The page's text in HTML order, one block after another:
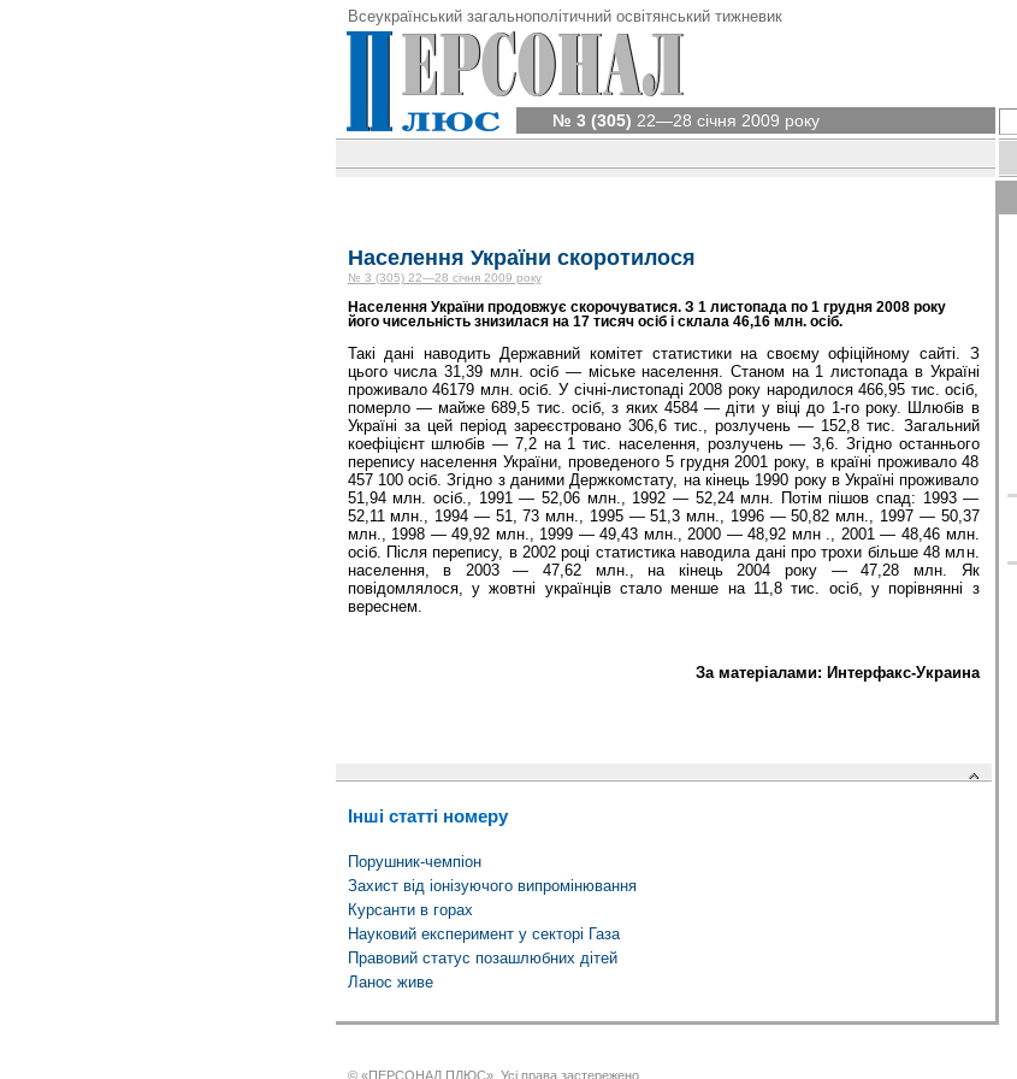
Всеукраїнський загальнополітичний освітянський тижневик
№ 3 (305) 22—28 січня 2009 року
Населення України скоротилося
№ 3 (305) 22—28 січня 2009 року
Населення України продовжує скорочуватися. З 1 листопада по 1 грудня 2008 року
його чисель­ність знизилася на 17 тисяч осіб і склала 46,16 млн. осіб.
Такі дані наводить Державний комітет статистики на своєму офіційному сайті. З
цього числа 31,39 млн. осіб — міське населення. Станом на 1 листопада в Україні
проживало 46179 млн. осіб. У січні-листопаді 2008 року народилося 466,95 тис. осіб,
померло — майже 689,5 тис. осіб, з яких 4584 — діти у віці до 1-го року. Шлюбів в
Україні за цей період зареєстровано 306,6 тис., розлучень — 152,8 тис. Загальний
коефіцієнт шлюбів — 7,2 на 1 тис. населення, розлучень — 3,6. Згідно останнього
перепису населення України, проведеного 5 грудня 2001 року, в країні проживало 48
457 100 осіб. Згідно з даними Держкомстату, на кінець 1990 року в Україні проживало
51,94 млн. осіб., 1991 — 52,06 млн., 1992 — 52,24 млн. Потім пішов спад: 1993 —
52,11 млн., 1994 — 51, 73 млн., 1995 — 51,3 млн., 1996 — 50,82 млн., 1997 — 50,37
млн., 1998 — 49,92 млн., 1999 — 49,43 млн., 2000 — 48,92 млн ., 2001 — 48,46 млн.
осіб. Після перепису, в 2002 році статистика наводила дані про трохи більше 48 млн.
населення, в 2003 — 47,62 млн., на кінець 2004 року — 47,28 млн. Як
повідомлялося, у жовтні українців стало менше на 11,8 тис. осіб, у порівнянні з
вереснем.
За матерiалами: Интерфакс-Украина
Інші статті номеру
Порушник-чемпіон
Захист від іонізуючого випромінювання
Курсанти в горах
Науковий експеримент у секторі Газа
Правовий статус позашлюбних дітей
Ланос живе
© «ПЕРСОНАЛ ПЛЮС». Усі права застережено.